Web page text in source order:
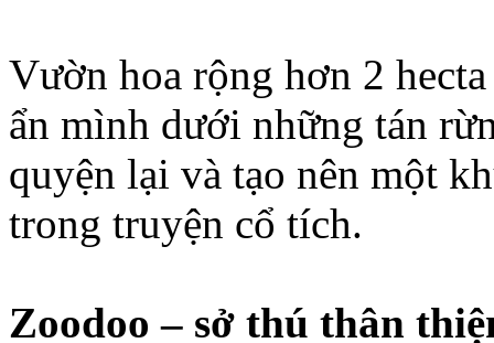
Vườn hoa rộng hơn 2
ẩn mình dưới những tán
quyện lại và tạo nên một
trong truyện cổ tích.
Zoodoo – sở thú thân